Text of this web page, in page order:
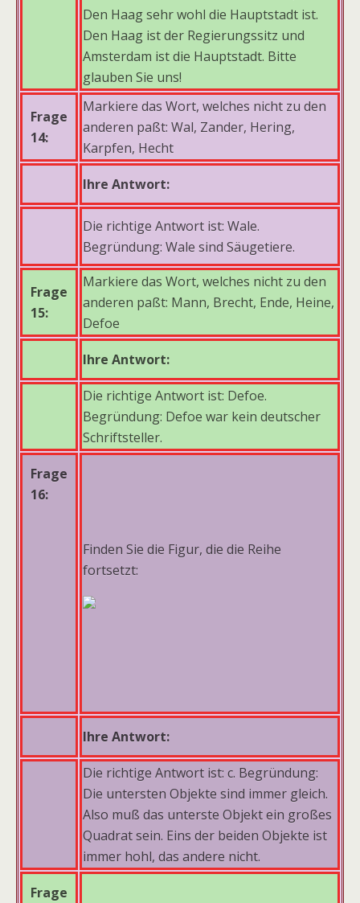
Den Haag sehr wohl die Hauptstadt ist.
Den Haag ist der Regierungssitz und
Amsterdam ist die Hauptstadt. Bitte
glauben Sie uns!
Frage
14:
Markiere das Wort, welches nicht zu den
anderen paßt: Wal, Zander, Hering,
Karpfen, Hecht
Ihre Antwort:
Die richtige Antwort ist: Wale.
Begründung: Wale sind Säugetiere.
Frage
15:
Markiere das Wort, welches nicht zu den
anderen paßt: Mann, Brecht, Ende, Heine,
Defoe
Ihre Antwort:
Die richtige Antwort ist: Defoe.
Begründung: Defoe war kein deutscher
Schriftsteller.
Frage
16:
Finden Sie die Figur, die die Reihe
fortsetzt:
Ihre Antwort:
Die richtige Antwort ist: c. Begründung:
Die untersten Objekte sind immer gleich.
Also muß das unterste Objekt ein großes
Quadrat sein. Eins der beiden Objekte ist
immer hohl, das andere nicht.
Frage